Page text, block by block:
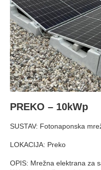
PREKO – 10kWp
SUSTAV: Fotonaponska
LOKACIJA: Preko
OPIS: Mrežna elektrana za